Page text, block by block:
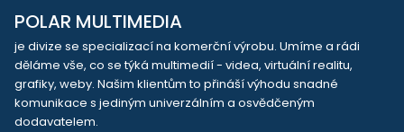
POLAR MULTIMEDIA
je divize se specializací na komerční výrobu. Umíme a rádi
děláme vše, co se týká multimedií - videa, virtuální realitu,
grafiky, weby. Našim klientům to přináší výhodu snadné
komunikace s jediným univerzálním a osvědčeným
dodavatelem.